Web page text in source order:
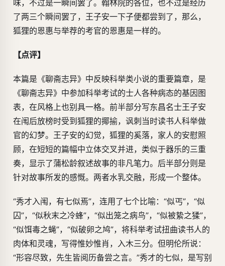
味，不过是一瞬间罢了。翰林院的各位，也不过是经历
了两三个瞬间罢了，王子安一下子便都尝到了，那么，
狐狸的恩惠与举荐的考官的恩惠是一样的。
【点评】
本篇是《聊斋志异》中反映科举类小说的重要篇章，是
《聊斋志异》中参加科举考试的士人各种病态的基因图
表，在风格上也别具一格。前半部分写东昌名士王子安
在闱后放榜时受到狐狸的揶揄，讽刺当时读书人科举做
官的幻梦。王子安的幻觉，狐狸的奚落，家人的安慰照
顾，在短短的篇幅中立体交叉并进，类似于器乐的三重
奏，显示了蒲松龄叙述故事的非凡笔力。后半部分则是
针对故事所发的感慨。两者水乳交融，形成一个整体。
“秀才入闱，有七似焉”，连用了七个比喻：“似丐”，“似
囚”，“似秋末之冷蜂”，“似出笼之病鸟”，“似被絷之猱”，
“似饵毒之蝇”，“似破卵之鸠”，将科举考试扭曲读书人的
肉体和灵魂，写得惟妙惟肖，入木三分。但明伦所说：
“形容尽致，先生皆阅历备尝之言。”秀才的七似，是写别